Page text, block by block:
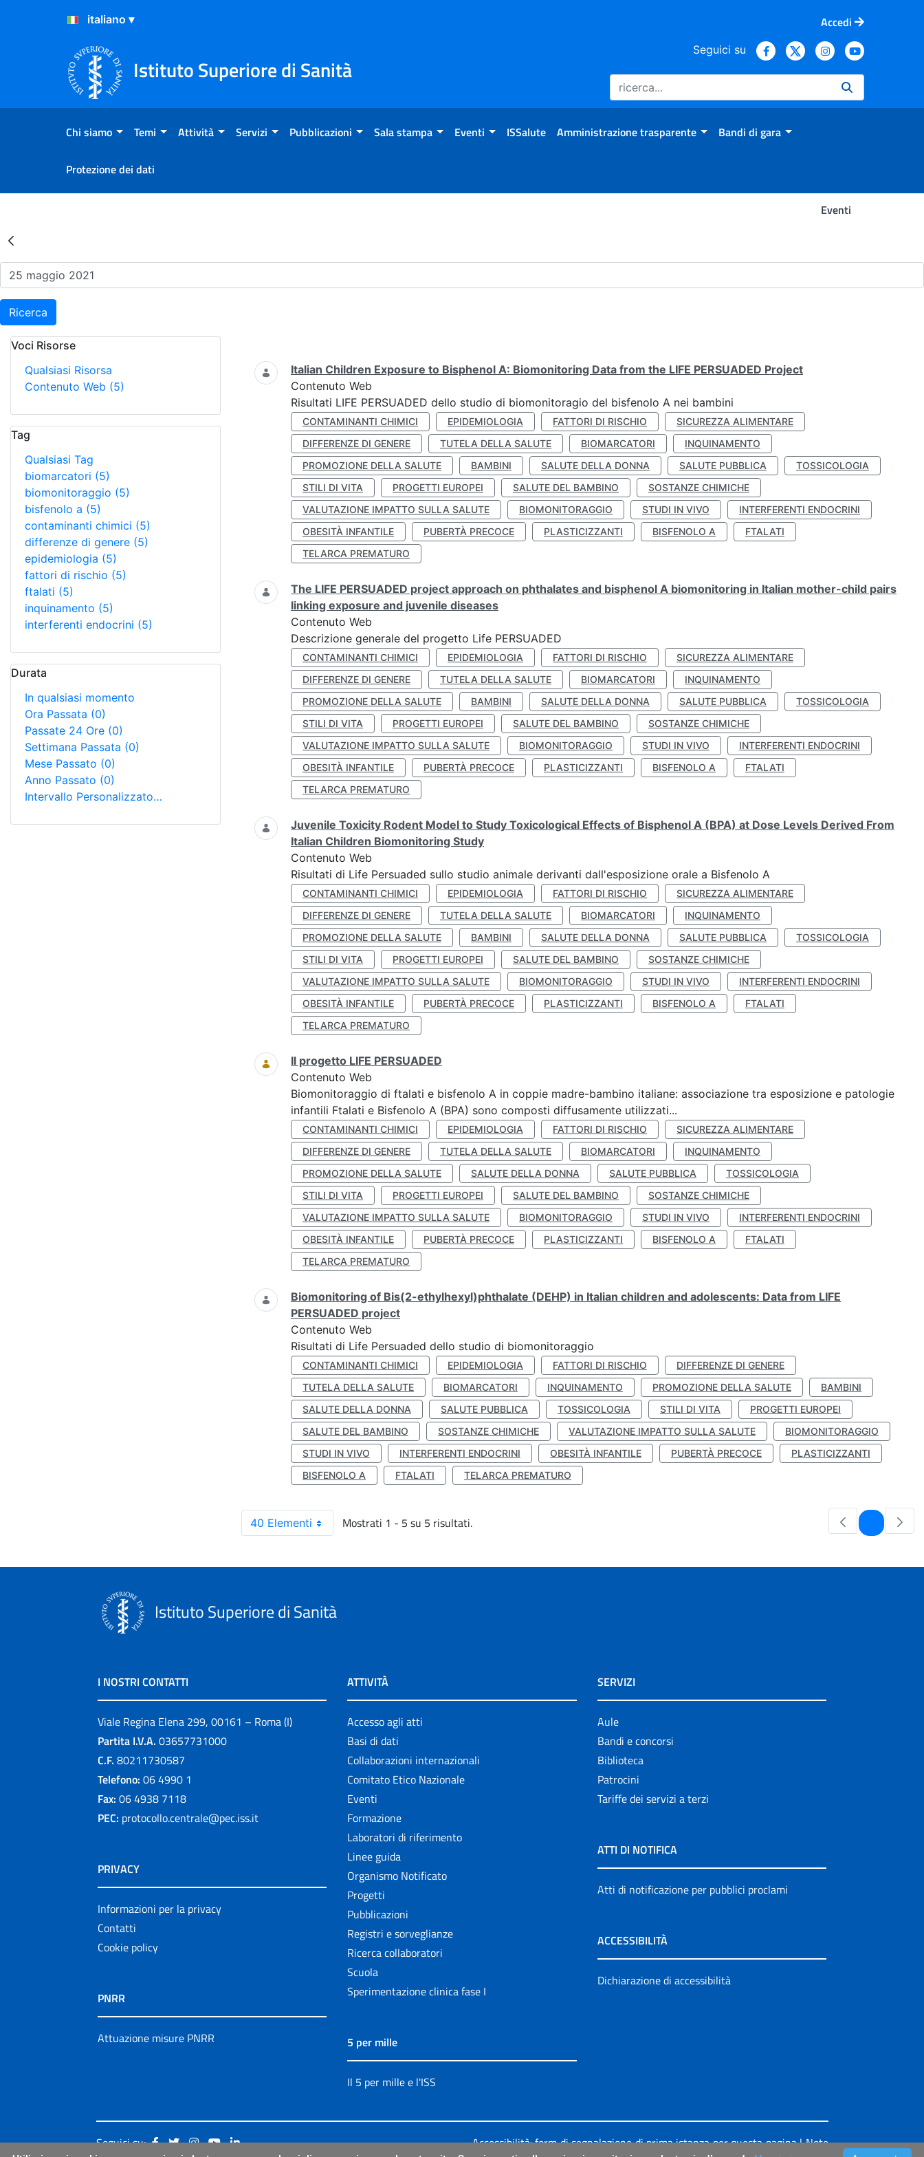
Salta al Contenuto
Salta al Footer
Accedi
Istituto Superiore di Sanità
Seguici su
Chi siamo Temi Attività Servizi Pubblicazioni Sala stampa Eventi ISSalute Amministrazione trasparente Bandi di gara
Protezione dei dati
Eventi
Risultati della Ricerca - Eventi
Ricerca
Voci Risorse
Qualsiasi Risorsa
Contenuto Web (5)
Tag
Qualsiasi Tag
biomarcatori (5)
biomonitoraggio (5)
bisfenolo a (5)
contaminanti chimici (5)
differenze di genere (5)
epidemiologia (5)
fattori di rischio (5)
ftalati (5)
inquinamento (5)
interferenti endocrini (5)
Durata
In qualsiasi momento
Ora Passata (0)
Passate 24 Ore (0)
Settimana Passata (0)
Mese Passato (0)
Anno Passato (0)
Intervallo Personalizzato…
Ricerca
Italian Children Exposure to Bisphenol A: Biomonitoring Data from the LIFE PERSUADED Project
Contenuto Web
Risultati LIFE PERSUADED dello studio di biomonitoragio del bisfenolo A nei bambini
CONTAMINANTI CHIMICI EPIDEMIOLOGIA FATTORI DI RISCHIO
SICUREZZA ALIMENTARE
DIFFERENZE DI GENERE
TUTELA DELLA SALUTE BIOMARCATORI
INQUINAMENTO
PROMOZIONE DELLA SALUTE
BAMBINI SALUTE DELLA DONNA SALUTE PUBBLICA
TOSSICOLOGIA
STILI DI VITA
PROGETTI EUROPEI SALUTE DEL BAMBINO
SOSTANZE CHIMICHE
VALUTAZIONE IMPATTO SULLA SALUTE
BIOMONITORAGGIO STUDI IN VIVO
INTERFERENTI ENDOCRINI
OBESITÀ INFANTILE
PUBERTÀ PRECOCE PLASTICIZZANTI BISFENOLO A
FTALATI
TELARCA PREMATURO
The LIFE PERSUADED project approach on phthalates and bisphenol A biomonitoring in Italian mother-child pairs
linking exposure and juvenile diseases
Contenuto Web
Descrizione generale del progetto Life PERSUADED
CONTAMINANTI CHIMICI EPIDEMIOLOGIA FATTORI DI RISCHIO
SICUREZZA ALIMENTARE
DIFFERENZE DI GENERE
TUTELA DELLA SALUTE BIOMARCATORI
INQUINAMENTO
PROMOZIONE DELLA SALUTE
BAMBINI SALUTE DELLA DONNA SALUTE PUBBLICA
TOSSICOLOGIA
STILI DI VITA
PROGETTI EUROPEI SALUTE DEL BAMBINO
SOSTANZE CHIMICHE
VALUTAZIONE IMPATTO SULLA SALUTE
BIOMONITORAGGIO STUDI IN VIVO
INTERFERENTI ENDOCRINI
OBESITÀ INFANTILE
PUBERTÀ PRECOCE PLASTICIZZANTI BISFENOLO A
FTALATI
TELARCA PREMATURO
Juvenile Toxicity Rodent Model to Study Toxicological Effects of Bisphenol A (BPA) at Dose Levels Derived From
Italian Children Biomonitoring Study
Contenuto Web
Risultati di Life Persuaded sullo studio animale derivanti dall'esposizione orale a Bisfenolo A
CONTAMINANTI CHIMICI EPIDEMIOLOGIA FATTORI DI RISCHIO
SICUREZZA ALIMENTARE
DIFFERENZE DI GENERE
TUTELA DELLA SALUTE BIOMARCATORI
INQUINAMENTO
PROMOZIONE DELLA SALUTE
BAMBINI SALUTE DELLA DONNA SALUTE PUBBLICA
TOSSICOLOGIA
STILI DI VITA
PROGETTI EUROPEI SALUTE DEL BAMBINO
SOSTANZE CHIMICHE
VALUTAZIONE IMPATTO SULLA SALUTE
BIOMONITORAGGIO STUDI IN VIVO
INTERFERENTI ENDOCRINI
OBESITÀ INFANTILE
PUBERTÀ PRECOCE PLASTICIZZANTI BISFENOLO A
FTALATI
TELARCA PREMATURO
Il progetto LIFE PERSUADED
Contenuto Web
Biomonitoraggio di ftalati e bisfenolo A in coppie madre-bambino italiane: associazione tra esposizione e patologie
infantili Ftalati e Bisfenolo A (BPA) sono composti diffusamente utilizzati...
CONTAMINANTI CHIMICI EPIDEMIOLOGIA FATTORI DI RISCHIO
SICUREZZA ALIMENTARE
DIFFERENZE DI GENERE
TUTELA DELLA SALUTE BIOMARCATORI
INQUINAMENTO
PROMOZIONE DELLA SALUTE
SALUTE DELLA DONNA SALUTE PUBBLICA
TOSSICOLOGIA
STILI DI VITA
PROGETTI EUROPEI SALUTE DEL BAMBINO
SOSTANZE CHIMICHE
VALUTAZIONE IMPATTO SULLA SALUTE
BIOMONITORAGGIO STUDI IN VIVO
INTERFERENTI ENDOCRINI
OBESITÀ INFANTILE
PUBERTÀ PRECOCE PLASTICIZZANTI BISFENOLO A
FTALATI
TELARCA PREMATURO
Biomonitoring of Bis(2-ethylhexyl)phthalate (DEHP) in Italian children and adolescents: Data from LIFE
PERSUADED project
Contenuto Web
Risultati di Life Persuaded dello studio di biomonitoraggio
CONTAMINANTI CHIMICI EPIDEMIOLOGIA FATTORI DI RISCHIO
DIFFERENZE DI GENERE
TUTELA DELLA SALUTE
BIOMARCATORI INQUINAMENTO PROMOZIONE DELLA SALUTE
BAMBINI
SALUTE DELLA DONNA
SALUTE PUBBLICA TOSSICOLOGIA STILI DI VITA
PROGETTI EUROPEI
SALUTE DEL BAMBINO
SOSTANZE CHIMICHE VALUTAZIONE IMPATTO SULLA SALUTE
BIOMONITORAGGIO
STUDI IN VIVO
INTERFERENTI ENDOCRINI OBESITÀ INFANTILE PUBERTÀ PRECOCE
PLASTICIZZANTI
BISFENOLO A
FTALATI TELARCA PREMATURO
40 Elementi Mostrati 1 - 5 su 5 risultati. Pagina
Istituto Superiore di Sanità
I NOSTRI CONTATTI
Viale Regina Elena 299, 00161 – Roma (I)
Partita I.V.A. 03657731000
C.F. 80211730587
Telefono: 06 4990 1
Fax: 06 4938 7118
PEC: protocollo.centrale@pec.iss.it
PRIVACY
Informazioni per la privacy
Contatti
Cookie policy
PNRR
Attuazione misure PNRR
ATTIVITÀ
Accesso agli atti
Basi di dati
Collaborazioni internazionali
Comitato Etico Nazionale
Eventi
Formazione
Laboratori di riferimento
Linee guida
Organismo Notificato
Progetti
Pubblicazioni
Registri e sorveglianze
Ricerca collaboratori
Scuola
Sperimentazione clinica fase I
5 per mille
Il 5 per mille e l'ISS
SERVIZI
Aule
Bandi e concorsi
Biblioteca
Patrocini
Tariffe dei servizi a terzi
ATTI DI NOTIFICA
Atti di notificazione per pubblici proclami
ACCESSIBILITÀ
Dichiarazione di accessibilità
Seguici su: Accessibilità: form di segnalazione di prima istanza per questa pagina|Note